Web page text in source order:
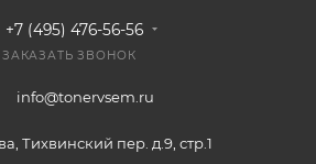
+7 (495) 476-56-56
ЗАКАЗАТЬ ЗВОНОК
info@tonervsem.ru
Тихвинский пер. д.9, стр.1